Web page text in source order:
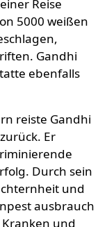
Reise
5000 weißen
Gandhi
ebenfalls
reiste Gandhi
Er
Durch sein
und
ausbrauch
und